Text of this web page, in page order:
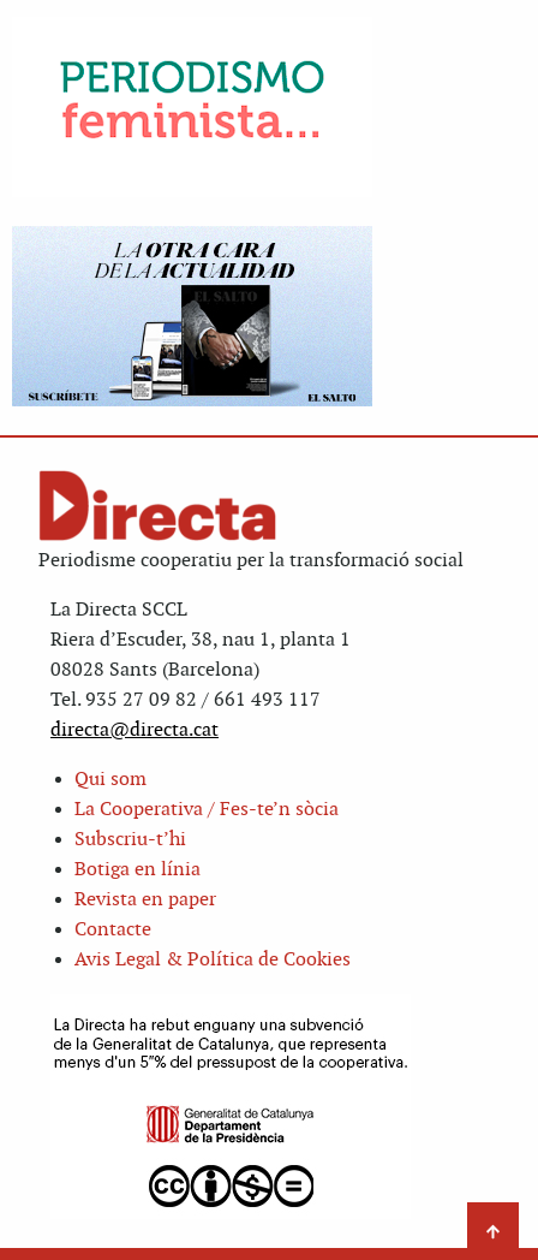
Periodisme cooperatiu per la transformació social
La Directa SCCL
Riera d’Escuder, 38, nau 1, planta 1
08028 Sants (Barcelona)
Tel. 935 27 09 82 / 661 493 117
directa@directa.cat
Qui som
La Cooperativa / Fes-te’n sòcia
Subscriu-t’hi
Botiga en línia
Revista en paper
Contacte
Avis Legal & Política de Cookies